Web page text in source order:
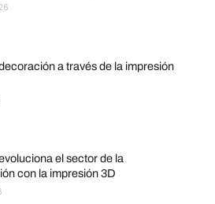
a través de la impresión
el sector de la
con la impresión 3D